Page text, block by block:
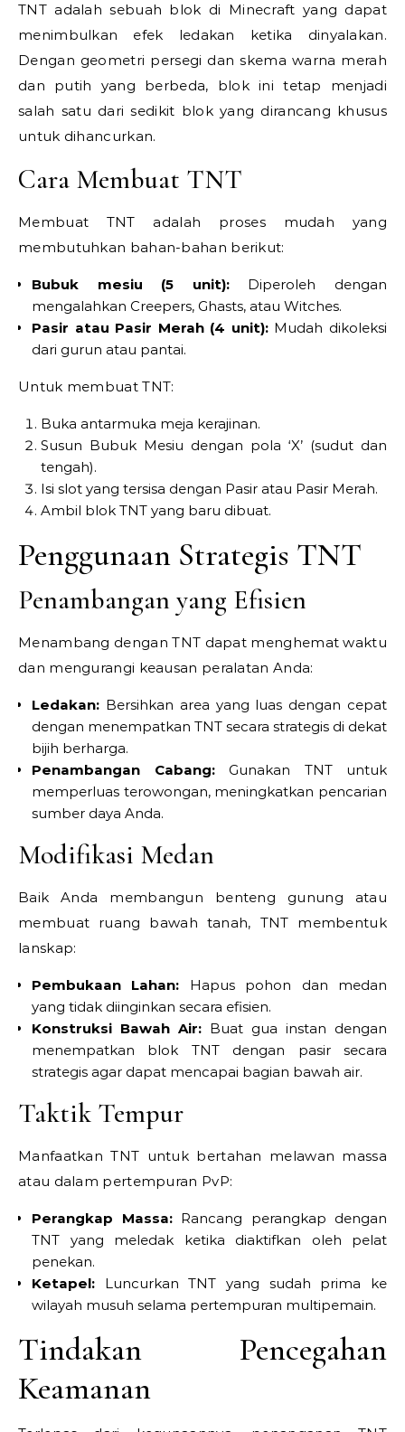
TNT adalah sebuah blok di Minecraft yang dapat
menimbulkan efek ledakan ketika dinyalakan.
Dengan geometri persegi dan skema warna merah
dan putih yang berbeda, blok ini tetap menjadi
salah satu dari sedikit blok yang dirancang khusus
untuk dihancurkan.
Cara Membuat TNT
Membuat TNT adalah proses mudah yang
membutuhkan bahan-bahan berikut:
Bubuk mesiu (5 unit):Diperoleh dengan
mengalahkan Creepers, Ghasts, atau Witches.
Pasir atau Pasir Merah (4 unit):Mudah dikoleksi
dari gurun atau pantai.
Untuk membuat TNT:
Buka antarmuka meja kerajinan.
Susun Bubuk Mesiu dengan pola ‘X’ (sudut dan
tengah).
Isi slot yang tersisa dengan Pasir atau Pasir Merah.
Ambil blok TNT yang baru dibuat.
Penggunaan Strategis TNT
Penambangan yang Efisien
Menambang dengan TNT dapat menghemat waktu
dan mengurangi keausan peralatan Anda:
Ledakan: Bersihkan area yang luas dengan cepat
dengan menempatkan TNT secara strategis di dekat
bijih berharga.
Penambangan Cabang:Gunakan TNT untuk
memperluas terowongan, meningkatkan pencarian
sumber daya Anda.
Modifikasi Medan
Baik Anda membangun benteng gunung atau
membuat ruang bawah tanah, TNT membentuk
lanskap:
Pembukaan Lahan: Hapus pohon dan medan
yang tidak diinginkan secara efisien.
Konstruksi Bawah Air: Buat gua instan dengan
menempatkan blok TNT dengan pasir secara
strategis agar dapat mencapai bagian bawah air.
Taktik Tempur
Manfaatkan TNT untuk bertahan melawan massa
atau dalam pertempuran PvP:
Perangkap Massa:Rancang perangkap dengan
TNT yang meledak ketika diaktifkan oleh pelat
penekan.
Ketapel: Luncurkan TNT yang sudah prima ke
wilayah musuh selama pertempuran multipemain.
Tindakan Pencegahan
Keamanan